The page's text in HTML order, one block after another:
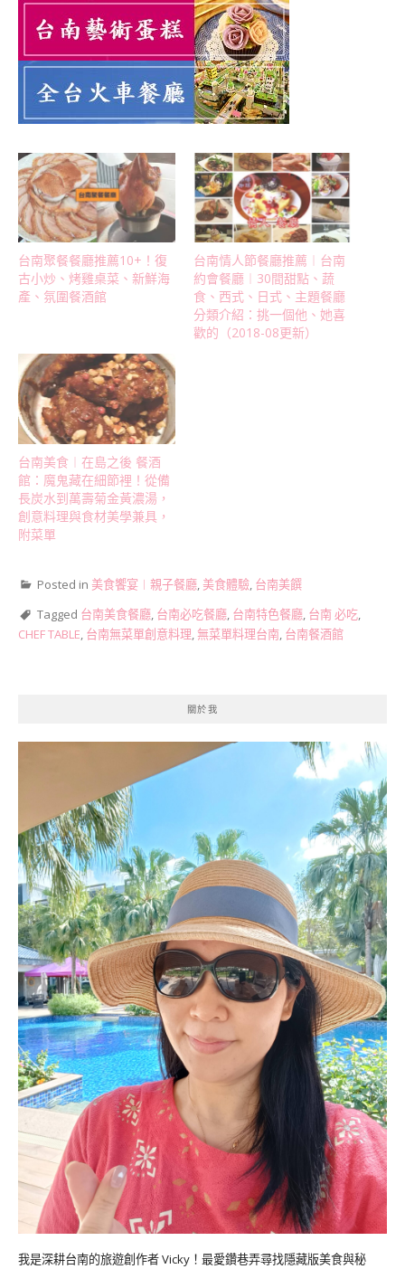
台南聚餐餐廳推薦10+！復
古小炒、烤雞桌菜、新鮮海
產、氛圍餐酒館
台南情人節餐廳推薦︱台南
約會餐廳︱30間甜點、蔬
食、西式、日式、主題餐廳
分類介紹：挑一個他、她喜
歡的（2018-08更新）
台南美食︱在島之後 餐酒
館：魔鬼藏在細節裡！從備
長炭水到萬壽菊金黃濃湯，
創意料理與食材美學兼具，
附菜單
Posted in 美食饗宴︱親子餐廳,美食體驗, 台南美饌
Tagged 台南美食餐廳, 台南必吃餐廳, 台南特色餐廳, 台南 必吃,
CHEF TABLE, 台南無菜單創意料理,無菜單料理台南, 台南餐酒館
關於我
我是深耕台南的旅遊創作者 Vicky！最愛鑽巷弄尋找隱藏版美食與秘